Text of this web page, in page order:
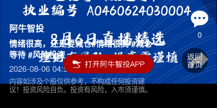
0
阿牛智投
情绪很高，还是要减仓#情绪很高 #减仓
等待 #风险投资
2026-08-06 04:55
内容如涉及个股仅供参考，不构成任何投资建
议！投资风险自负。投资有风险，入市须谨慎。